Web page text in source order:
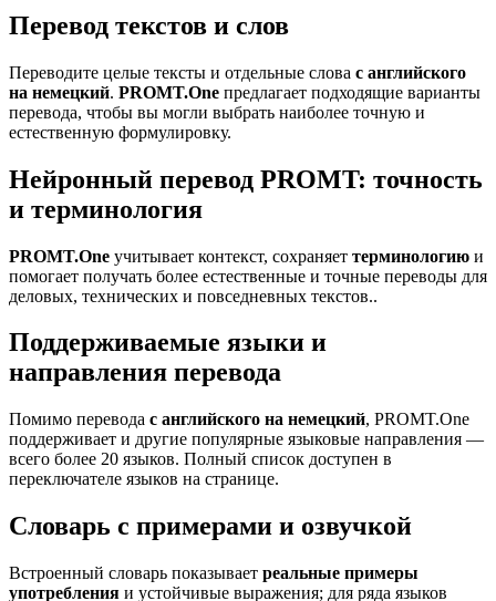
Перевод текстов и слов
Переводите целые тексты и отдельные слова с английского
на немецкий. PROMT.One предлагает подходящие варианты
перевода, чтобы вы могли выбрать наиболее точную и
естественную формулировку.
Нейронный перевод PROMT: точность
и терминология
PROMT.One учитывает контекст, сохраняет терминологию и
помогает получать более естественные и точные переводы для
деловых, технических и повседневных текстов..
Поддерживаемые языки и
направления перевода
Помимо перевода с английского на немецкий, PROMT.One
поддерживает и другие популярные языковые направления —
всего более 20 языков. Полный список доступен в
переключателе языков на странице.
Словарь с примерами и озвучкой
Встроенный словарь показывает реальные примеры
употребления и устойчивые выражения; для ряда языков